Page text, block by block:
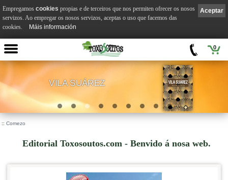
0
VILA SUÁREZ
:: Comezo
Editorial Toxosoutos.com - Benvido á nosa web.
Aceptar
Empregamos cookies propias e de terceiros que nos permiten ofrecer os nosos
servizos. Ao empregar os nosos servizos, aceptas o uso que facemos das
cookies.
Máis información